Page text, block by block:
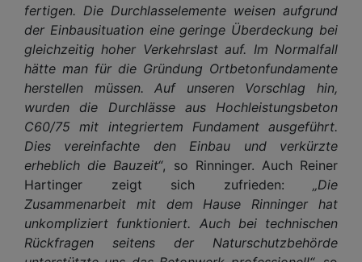
fertigen. Die Durchlasselemente weisen aufgrund
der Einbausituation eine geringe Überdeckung bei
gleichzeitig hoher Verkehrslast auf. Im Normalfall
hätte man für die Gründung Ortbetonfundamente
herstellen müssen. Auf unseren Vorschlag hin,
wurden die Durchlässe aus Hochleistungsbeton
C60/75 mit integriertem Fundament ausgeführt.
Dies vereinfachte den Einbau und verkürzte
erheblich die Bauzeit“, so Rinninger. Auch Reiner
Hartinger zeigt sich zufrieden: „Die
Zusammenarbeit mit dem Hause Rinninger hat
unkompliziert funktioniert. Auch bei technischen
Rückfragen seitens der Naturschutzbehörde